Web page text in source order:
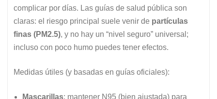
complicar por días. Las guías de salud pública son
claras: el riesgo principal suele venir de partículas
finas (PM2.5), y no hay un “nivel seguro” universal;
incluso con poco humo puedes tener efectos.
Medidas útiles (y basadas en guías oficiales):
Mascarillas: mantener N95 (bien ajustada) para